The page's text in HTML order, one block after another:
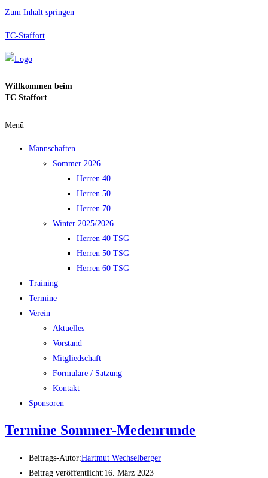
Zum Inhalt springen
TC-Staffort
Willkommen beim
TC Staffort
Menü
Mannschaften
Sommer 2026
Herren 40
Herren 50
Herren 70
Winter 2025/2026
Herren 40 TSG
Herren 50 TSG
Herren 60 TSG
Training
Termine
Verein
Aktuelles
Vorstand
Mitgliedschaft
Formulare / Satzung
Kontakt
Sponsoren
Termine Sommer-Medenrunde
Beitrags-Autor:Hartmut Wechselberger
Beitrag veröffentlicht:16. März 2023